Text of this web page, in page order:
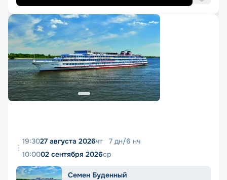
19:3027 августа 2026чт 7 дн/6 нч
10:0002 сентября 2026ср
Семен Буденный